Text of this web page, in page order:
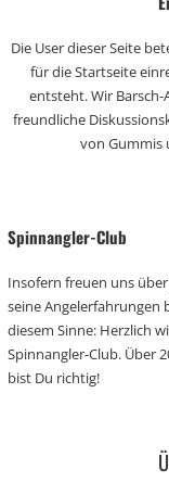
Die User dieser Seite
für die Startseite
entsteht. Wir
freundliche
von Gummis
Spinnangler-Club
Insofern freuen uns
seine Angelerfahrungen
diesem Sinne: Herzlich
Spinnangler-Club. Über
bist Du richtig!